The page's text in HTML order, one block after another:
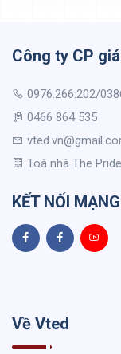
Công ty CP
0976.266.202/
0466 864 535
Toà nhà The
KẾT NỐI
Về Vted